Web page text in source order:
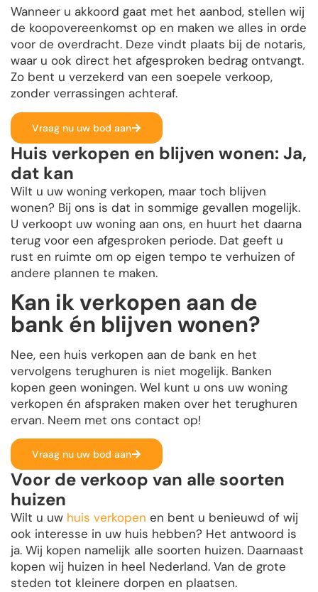
Wanneer u akkoord gaat met het aanbod, stellen wij
de koopovereenkomst op en maken we alles in orde
voor de overdracht. Deze vindt plaats bij de notaris,
waar u ook direct het afgesproken bedrag ontvangt.
Zo bent u verzekerd van een soepele verkoop,
zonder verrassingen achteraf.
Vraag nu uw bod aan
Huis verkopen en blijven wonen: Ja,
dat kan
Wilt u uw woning verkopen, maar toch blijven
wonen? Bij ons is dat in sommige gevallen mogelijk.
U verkoopt uw woning aan ons, en huurt het daarna
terug voor een afgesproken periode. Dat geeft u
rust en ruimte om op eigen tempo te verhuizen of
andere plannen te maken.
Kan ik verkopen aan de
bank én blijven wonen?
Nee, een huis verkopen aan de bank en het
vervolgens terughuren is niet mogelijk. Banken
kopen geen woningen. Wel kunt u ons uw woning
verkopen én afspraken maken over het terughuren
ervan. Neem met ons contact op!
Vraag nu uw bod aan
Voor de verkoop van alle soorten
huizen
Wilt u uw huis verkopen en bent u benieuwd of wij
ook interesse in uw huis hebben? Het antwoord is
ja. Wij kopen namelijk alle soorten huizen. Daarnaast
kopen wij huizen in heel Nederland. Van de grote
steden tot kleinere dorpen en plaatsen.